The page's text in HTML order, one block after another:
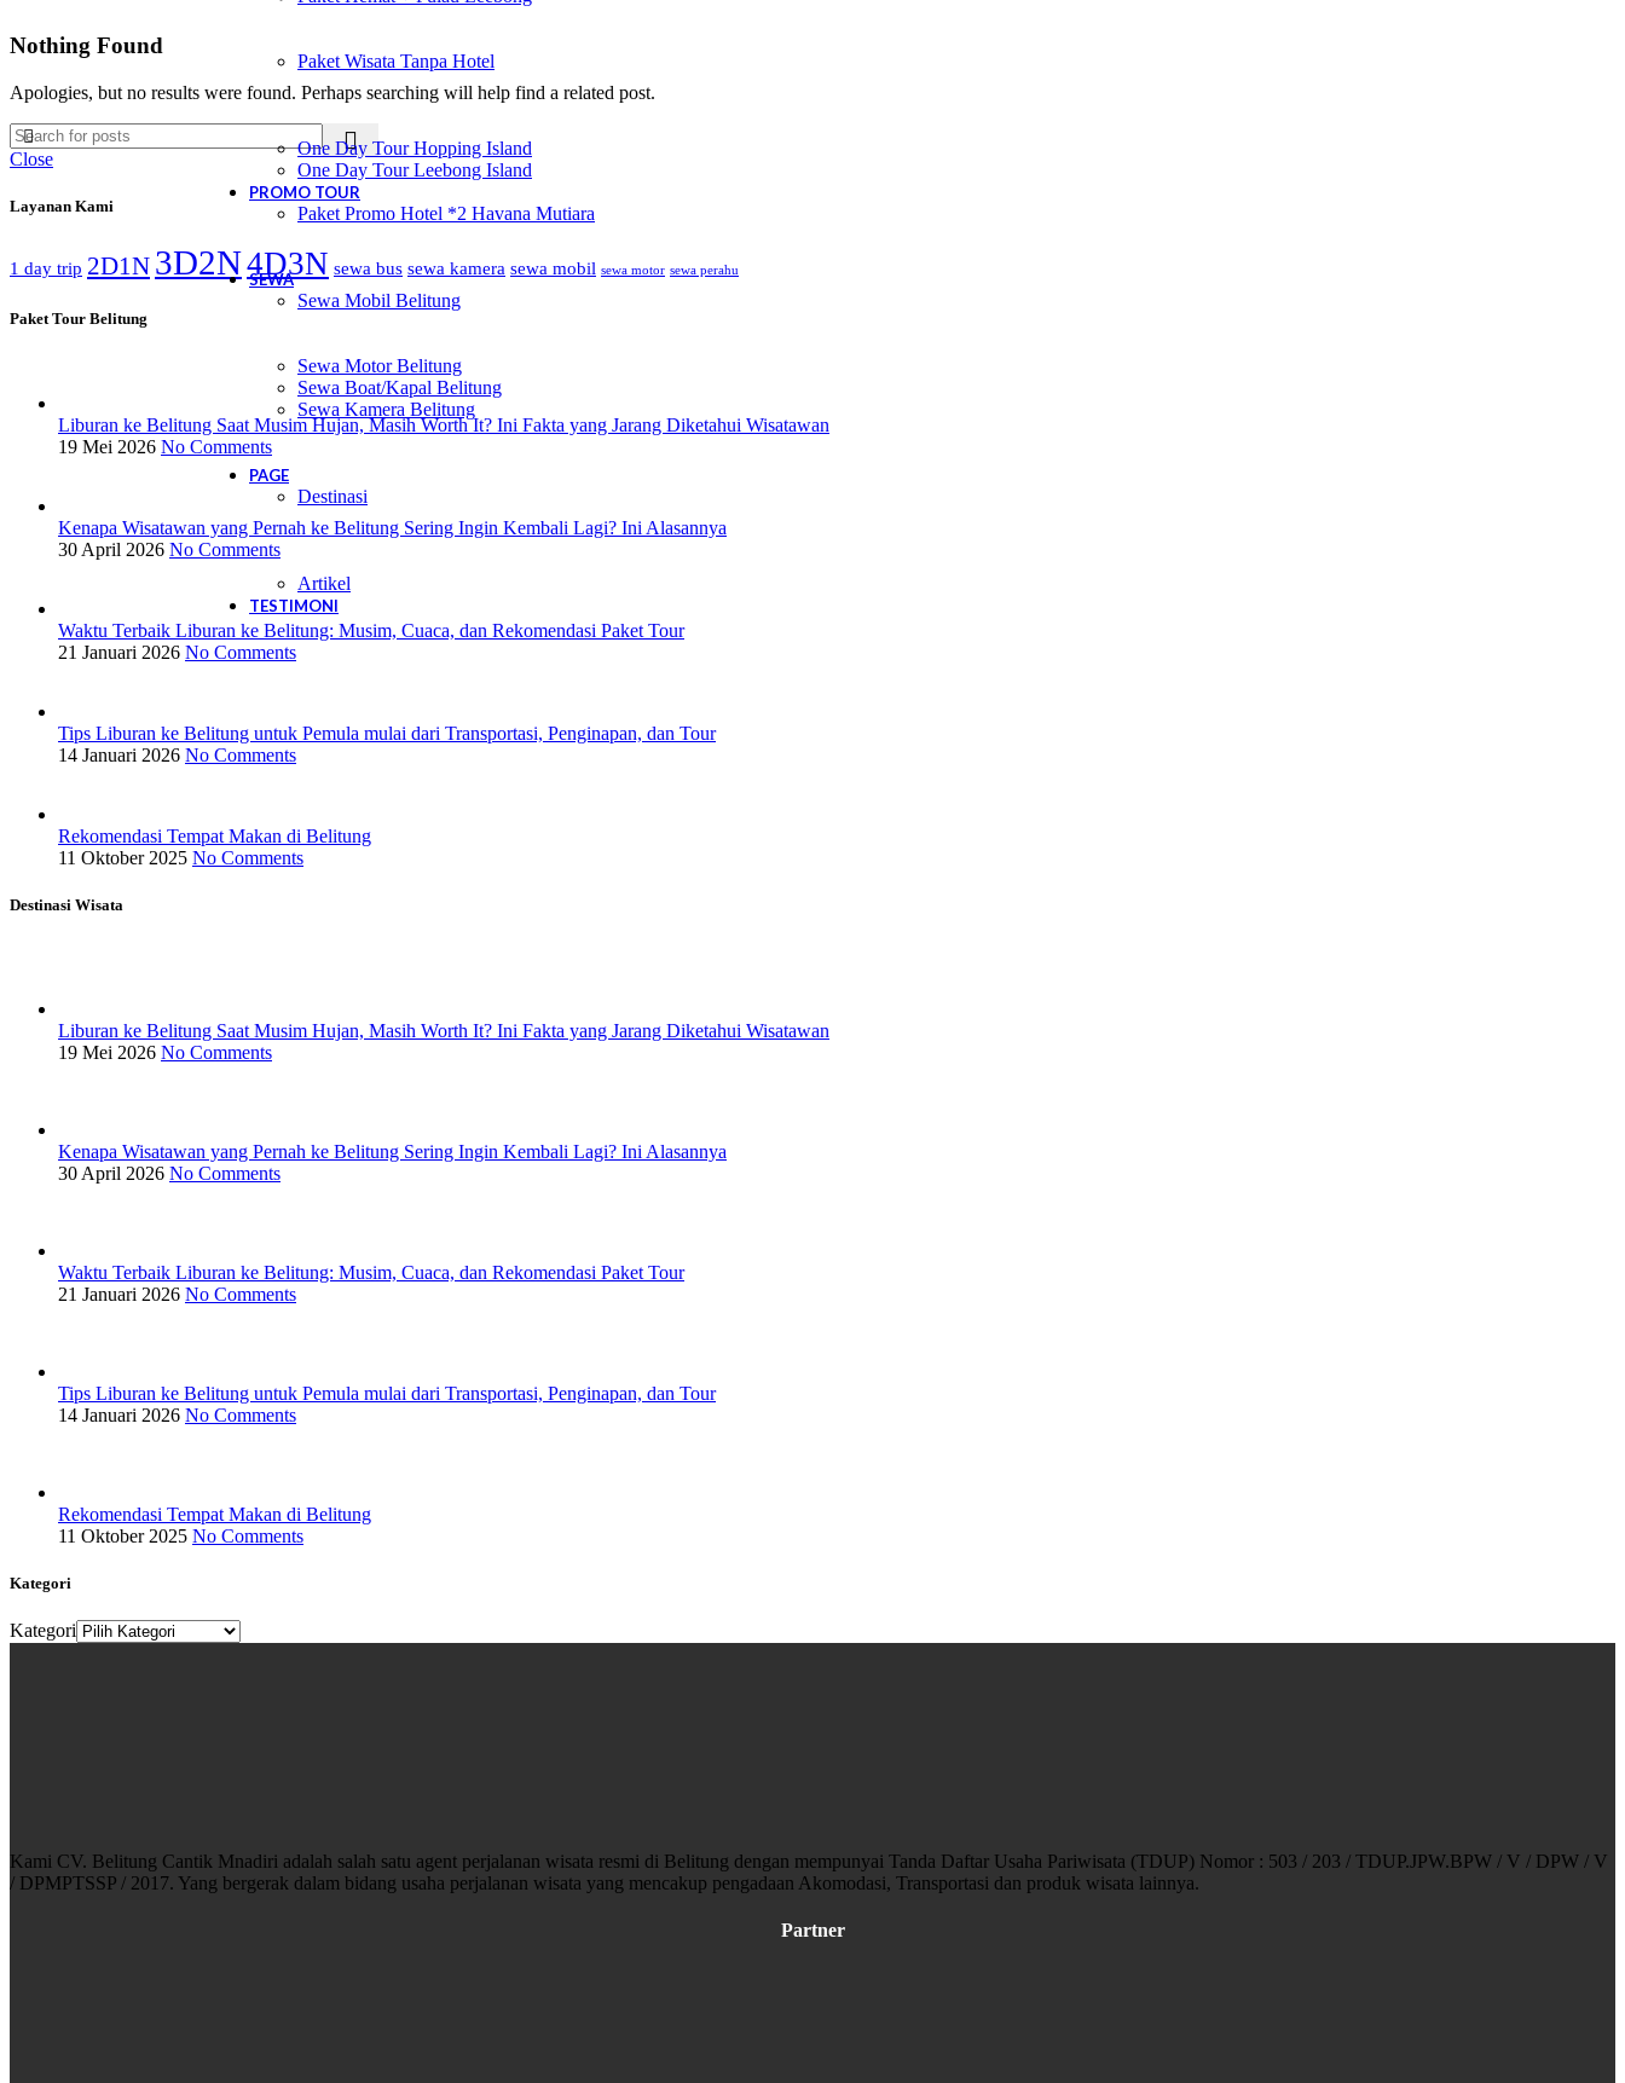
Paket Wisata Tanpa Hotel
One Day Tour Hopping Island
One Day Tour Leebong Island
PROMO TOUR
Paket Promo Hotel *2 Havana Mutiara
SEWA
Sewa Mobil Belitung
Sewa Motor Belitung
Sewa Boat/Kapal Belitung
Sewa Kamera Belitung
PAGE
Destinasi
Artikel
TESTIMONI
Nothing Found
Apologies, but no results were found. Perhaps searching will help find a related post.
Close
Layanan Kami
1 day trip 2D1N 3D2N4D3N sewa bus sewa kamera sewa mobil sewa motor sewa perahu
Paket Tour Belitung
Liburan ke Belitung Saat Musim Hujan, Masih Worth It? Ini Fakta yang Jarang Diketahui Wisatawan
19 Mei 2026 No Comments
Kenapa Wisatawan yang Pernah ke Belitung Sering Ingin Kembali Lagi? Ini Alasannya
30 April 2026 No Comments
Waktu Terbaik Liburan ke Belitung: Musim, Cuaca, dan Rekomendasi Paket Tour
21 Januari 2026 No Comments
Tips Liburan ke Belitung untuk Pemula mulai dari Transportasi, Penginapan, dan Tour
14 Januari 2026 No Comments
Rekomendasi Tempat Makan di Belitung
11 Oktober 2025 No Comments
Destinasi Wisata
Liburan ke Belitung Saat Musim Hujan, Masih Worth It? Ini Fakta yang Jarang Diketahui Wisatawan
19 Mei 2026 No Comments
Kenapa Wisatawan yang Pernah ke Belitung Sering Ingin Kembali Lagi? Ini Alasannya
30 April 2026 No Comments
Waktu Terbaik Liburan ke Belitung: Musim, Cuaca, dan Rekomendasi Paket Tour
21 Januari 2026 No Comments
Tips Liburan ke Belitung untuk Pemula mulai dari Transportasi, Penginapan, dan Tour
14 Januari 2026 No Comments
Rekomendasi Tempat Makan di Belitung
11 Oktober 2025 No Comments
Kategori
Kategori
Kami CV. Belitung Cantik Mnadiri adalah salah satu agent perjalanan wisata resmi di Belitung dengan mempunyai Tanda Daftar Usaha Pariwisata (TDUP) Nomor : 503 / 203 / TDUP.JPW.BPW / V / DPW / V
/ DPMPTSSP / 2017. Yang bergerak dalam bidang usaha perjalanan wisata yang mencakup pengadaan Akomodasi, Transportasi dan produk wisata lainnya.
Partner